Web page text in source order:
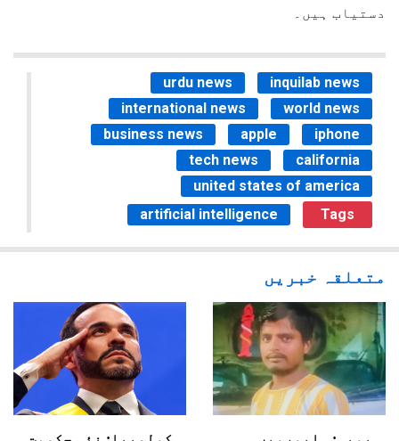
دستیاب ہیں۔
urdu news
inquilab news
international news
world news
business news
apple
iphone
tech news
california
united states of america
artificial intelligence
Tags
متعلقہ خبریں